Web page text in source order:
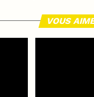
VOUS